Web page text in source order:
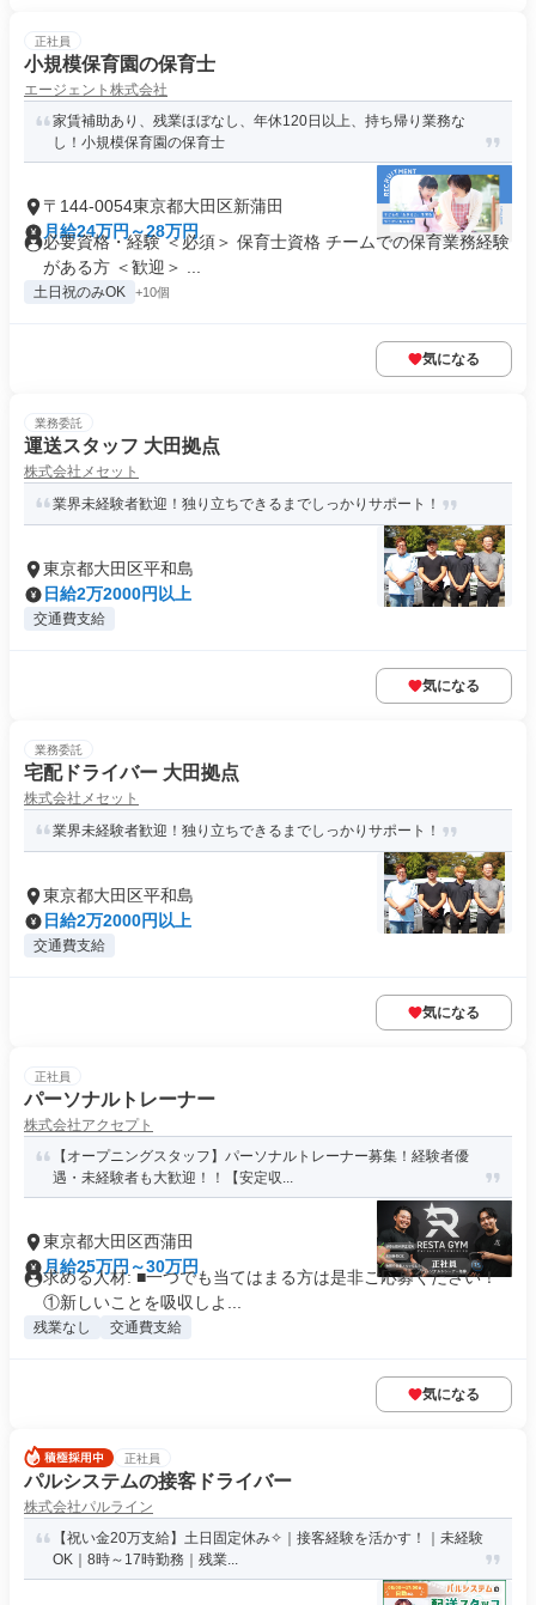
正社員
小規模保育園の保育士
エージェント株式会社
家賃補助あり、残業ほぼなし、年休120日以上、持ち帰り業務な
し！小規模保育園の保育士
〒144-0054東京都大田区新蒲田
月給24万円～28万円
必要資格・経験 ＜必須＞ 保育士資格 チームでの保育業務経験
がある方 ＜歓迎＞ ...
土日祝のみOK +10個
気になる
業務委託
運送スタッフ 大田拠点
株式会社メセット
業界未経験者歓迎！独り立ちできるまでしっかりサポート！
東京都大田区平和島
日給2万2000円以上
交通費支給
気になる
業務委託
宅配ドライバー 大田拠点
株式会社メセット
業界未経験者歓迎！独り立ちできるまでしっかりサポート！
東京都大田区平和島
日給2万2000円以上
交通費支給
気になる
正社員
パーソナルトレーナー
株式会社アクセプト
【オープニングスタッフ】パーソナルトレーナー募集！経験者優
遇・未経験者も大歓迎！！【安定収...
東京都大田区西蒲田
月給25万円～30万円
求める人材: ■一つでも当てはまる方は是非ご応募ください！
①新しいことを吸収しよ...
残業なし 交通費支給
気になる
正社員
パルシステムの接客ドライバー
株式会社パルライン
【祝い金20万支給】土日固定休み✧｜接客経験を活かす！｜未経験
OK｜8時～17時勤務｜残業...